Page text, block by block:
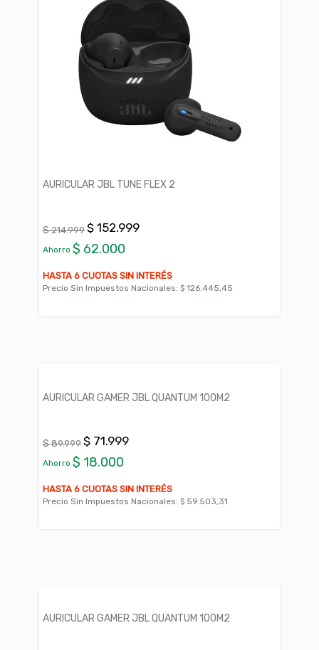
AURICULAR JBL TUNE FLEX 2
$ 214.999 $ 152.999
Ahorro $ 62.000
HASTA 6 CUOTAS SIN INTERÉS
Precio Sin Impuestos Nacionales: $ 126.445,45
AURICULAR GAMER JBL QUANTUM 100M2
$ 89.999 $ 71.999
Ahorro $ 18.000
HASTA 6 CUOTAS SIN INTERÉS
Precio Sin Impuestos Nacionales: $ 59.503,31
AURICULAR GAMER JBL QUANTUM 100M2